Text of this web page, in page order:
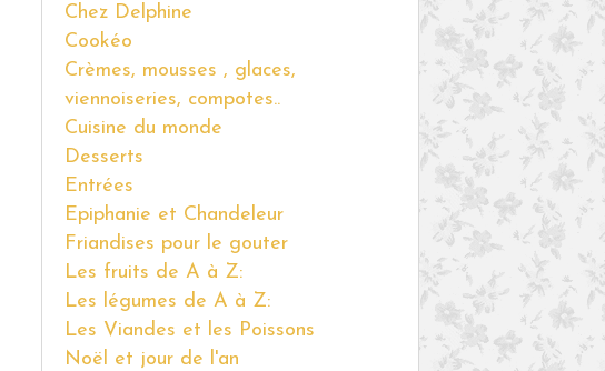
Chez Delphine
Cookéo
Crèmes, mousses , glaces,
viennoiseries, compotes..
Cuisine du monde
Desserts
Entrées
Epiphanie et Chandeleur
Friandises pour le gouter
Les fruits de A à Z:
Les légumes de A à Z:
Les Viandes et les Poissons
Noël et jour de l'an